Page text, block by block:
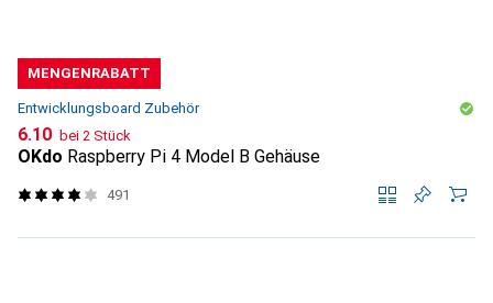
MENGENRABATT
Entwicklungsboard Zubehör
CHF
6.10 bei 2 Stück
OKdo Raspberry Pi 4 Model B Gehäuse
491